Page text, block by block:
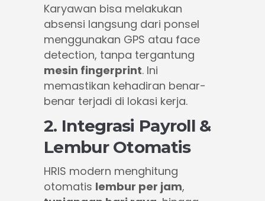
Karyawan bisa melakukan
absensi langsung dari ponsel
menggunakan GPS atau face
detection, tanpa tergantung
mesin fingerprint. Ini
memastikan kehadiran benar-
benar terjadi di lokasi kerja.
2. Integrasi Payroll &
Lembur Otomatis
HRIS modern menghitung
otomatis lembur per jam,